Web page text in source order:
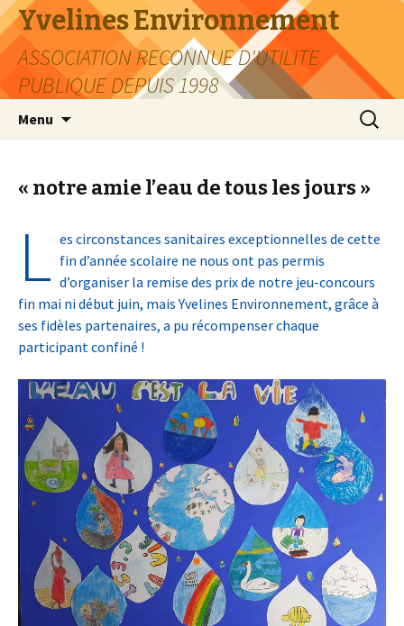
Yvelines Environnement
ASSOCIATION RECONNUE D'UTILITE
PUBLIQUE DEPUIS 1998
Menu
« notre amie l’eau de tous les jours »
L es circonstances sanitaires exceptionnelles de cette
fin d’année scolaire ne nous ont pas permis
d’organiser la remise des prix de notre jeu-concours
fin mai ni début juin, mais Yvelines Environnement, grâce à
ses fidèles partenaires, a pu récompenser chaque
participant confiné !